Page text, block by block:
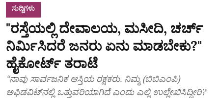
ಸುದ್ದಿಗಳು
"ರಸ್ತೆಯಲ್ಲಿ ದೇವಾಲಯ, ಮಸೀದಿ, ಚರ್ಚ್‌
ನಿರ್ಮಿಸಿದರೆ ಜನರು ಏನು ಮಾಡಬೇಕು?"
ಹೈಕೋರ್ಟ್‌ ತರಾಟೆ
“ನಾವು ಸಾರ್ವಜನಿಕ ಆಸ್ತಿಯ ರಕ್ಷಕರು. ನಿಮ್ಮ (ಬಿಬಿಎಂಪಿ)
ಅಫಿಡವಿಟ್‌ನಲ್ಲಿ ಒತ್ತುವರಿಯಾಗಿದೆ ಎಂದು ಎಲ್ಲಿ ಉಲ್ಲೇಖಿಸಿದ್ದೀರಿ?